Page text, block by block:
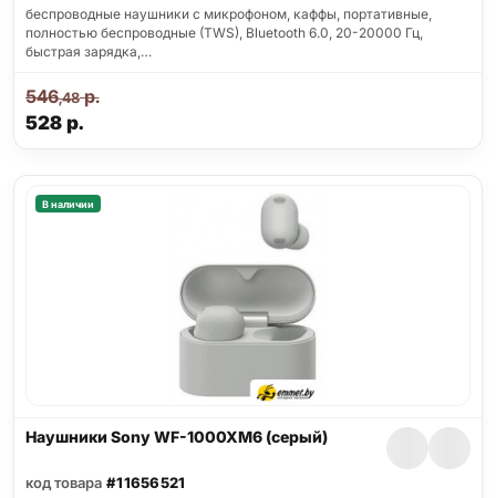
беспроводные наушники с микрофоном, каффы, портативные,
полностью беспроводные (TWS), Bluetooth 6.0, 20-20000 Гц,
быстрая зарядка,…
528р.
546,48р.
В наличии
Наушники Sony WF-1000XM6 (серый)
код товара #11656521